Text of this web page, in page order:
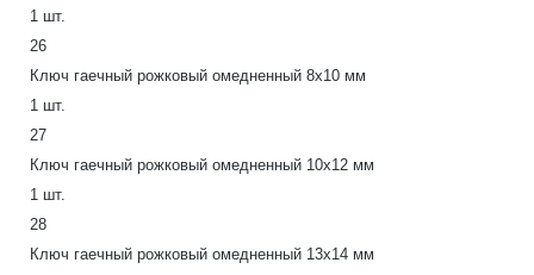
1 шт.
26
Ключ гаечный рожковый омедненный 8х10 мм
1 шт.
27
Ключ гаечный рожковый омедненный 10х12 мм
1 шт.
28
Ключ гаечный рожковый омедненный 13х14 мм